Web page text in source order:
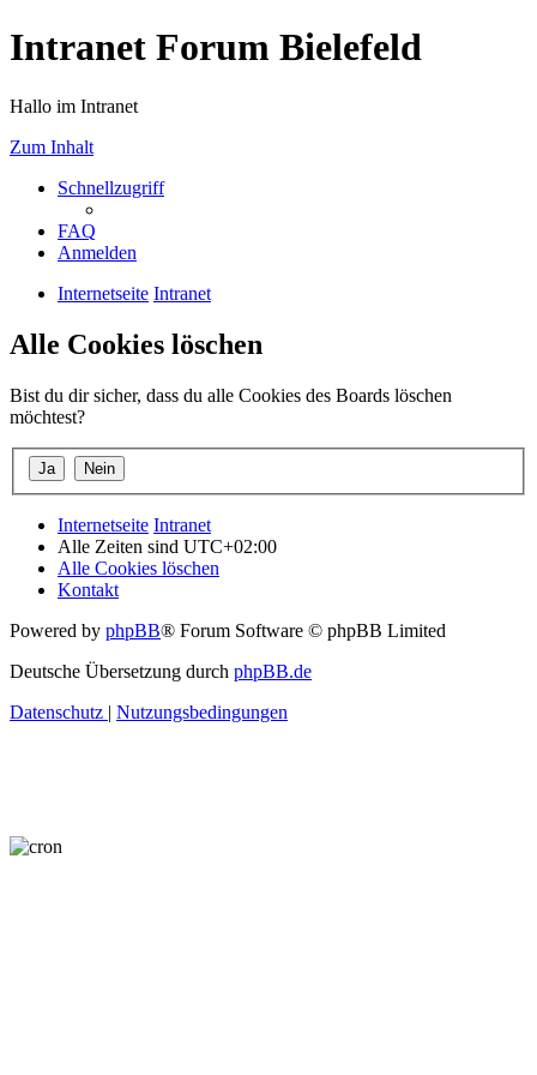
Intranet Forum Bielefeld
Hallo im Intranet
Zum Inhalt
Schnellzugriff
FAQ
Anmelden
Internetseite Intranet
Alle Cookies löschen
Bist du dir sicher, dass du alle Cookies des Boards löschen
möchtest?
Internetseite Intranet
Alle Zeiten sind UTC+02:00
Alle Cookies löschen
Kontakt
Powered by phpBB® Forum Software © phpBB Limited
Deutsche Übersetzung durch phpBB.de
Datenschutz | Nutzungsbedingungen